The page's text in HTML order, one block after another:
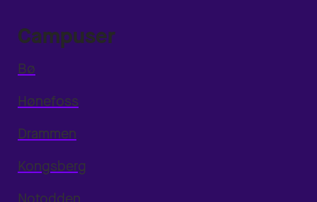
Campuser
Bø
Hønefoss
Drammen
Kongsberg